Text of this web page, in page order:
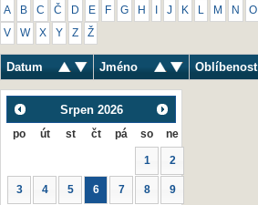
A B C Č D E F G H J K M N O
V W X Y Z Ž
Datum Jméno Oblíbenost
Srpen 2026
po út st čt pá so ne
1 2
3 4 5 6 7 8 9